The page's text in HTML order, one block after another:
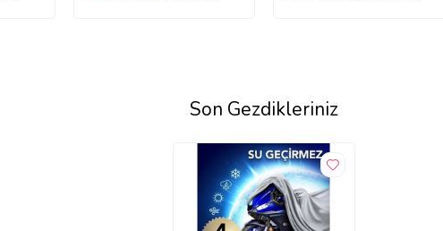
Son Gezdikleriniz